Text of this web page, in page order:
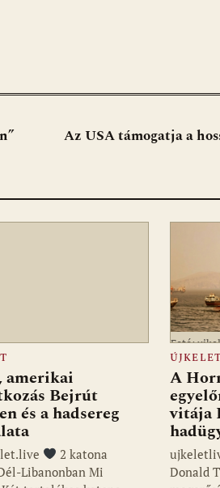
Az USA támogatja a
amerikai
Bejrút
és a hadsereg
2 katona
Libanonban Mi
Fotó:
ÚJKELET
A
vitája
Donald